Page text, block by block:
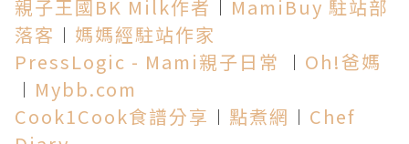
親子王國BK Milk作者 ︱ MamiBuy 駐站部
落客 ︱ 媽媽經駐站作家
PressLogic - Mami親子日常
︱ Oh!爸媽
︱ Mybb.com
Cook1Cook食譜分享 ︱ 點煮網 ︱ Chef